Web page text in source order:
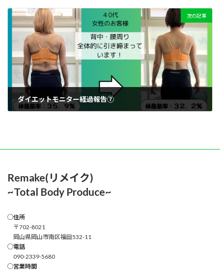
次の記事
ダイエットモニター経過報告⑦
Remake(リメイク)
~Total Body Produce~
◯住所
〒702-8021
岡山県岡山市南区福田532-11
◯電話
090-2339-5680
◯営業時間